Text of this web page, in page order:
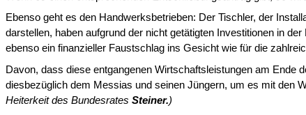
Ebenso geht es den Handwerksbetrieben: Der Tischler, der
darstellen, haben aufgrund der nicht getätigten Investitionen in
ebenso ein finanzieller Faustschlag ins Gesicht wie für die
Davon, dass diese entgangenen Wirtschaftsleistungen am Ende
diesbezüglich dem Messias und seinen Jüngern, um es mit den
Heiterkeit des Bundesrates Steiner.)